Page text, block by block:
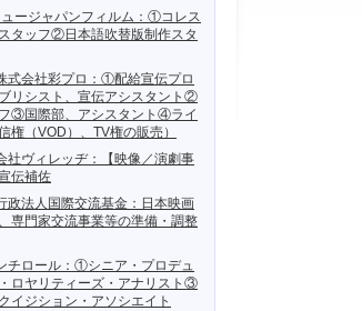
ージャパンフィルム：①コレス
タッフ②日本語吹替版制作スタ
式会社彩プロ：①配給宣伝プロ
リシスト、宣伝アシスタント②
③国際部、アシスタント④ライ
権（VOD）、TV権の販売）
社ヴィレッヂ：【映像／演劇事
伝補佐
政法人国際交流基金：日本映画
専門家交流事業等の準備・調整
チロール：①シニア・プロデュ
ロヤリティーズ・アナリスト③
イジション・アソシエイト